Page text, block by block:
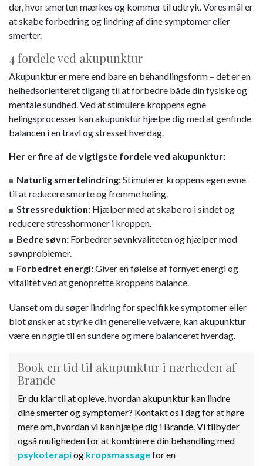
der, hvor smerten mærkes og kommer til udtryk. Vores mål er
at skabe forbedring og lindring af dine symptomer eller
smerter.
4 fordele ved akupunktur
Akupunktur er mere end bare en behandlingsform – det er en
helhedsorienteret tilgang til at forbedre både din fysiske og
mentale sundhed. Ved at stimulere kroppens egne
helingsprocesser kan akupunktur hjælpe dig med at genfinde
balancen i en travl og stresset hverdag.
Her er fire af de vigtigste fordele ved akupunktur:
Naturlig smertelindring:Stimulerer kroppens egen evne
til at reducere smerte og fremme heling.
Stressreduktion: Hjælper med at skabe ro i sindet og
reducere stresshormoner i kroppen.
Bedre søvn: Forbedrer søvnkvaliteten og hjælper mod
søvnproblemer.
Forbedret energi:Giver en følelse af fornyet energi og
vitalitet ved at genoprette kroppens balance.
Uanset om du søger lindring for specifikke symptomer eller
blot ønsker at styrke din generelle velvære, kan akupunktur
være en nøgle til en sundere og mere balanceret hverdag.
Book en tid til akupunktur i nærheden af
Brande
Er du klar til at opleve, hvordan akupunktur kan lindre
dine smerter og symptomer? Kontakt os i dag for at høre
mere om, hvordan vi kan hjælpe dig i Brande. Vi tilbyder
også muligheden for at kombinere din behandling med
psykoterapiog kropsmassagefor en